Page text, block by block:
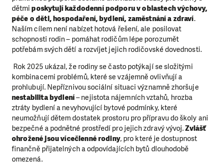
dětmiposkytují každodenní podporu v oblastech výchovy,
péče o děti, hospodaření, bydlení, zaměstnání a zdraví.
Naším cílem není nabízet hotová řešení, ale posilovat
schopnosti rodin – pomáhat rodičům lépe porozumět
potřebám svých dětí a rozvíjet jejich rodičovské dovednosti.
Rok 2025 ukázal, že rodiny se často potýkají se složitými
kombinacemi problémů, které se vzájemně ovlivňují a
prohlubují. Nepříznivou sociální situaci významně zhoršuje
nestabilita bydlení– nejistota nájemních vztahů, hrozba
ztráty bydlení a nevyhovující bytové podmínky, které
neumožňují dětem dostatek prostoru pro přípravu do školy ani
bezpečné a podnětné prostředí pro jejich zdravý vývoj.Zvlášť
ohrožené jsou vícečlenné rodiny, pro které je dostupnost
finančně přijatelných a odpovídajících bytů dlouhodobě
omezená.